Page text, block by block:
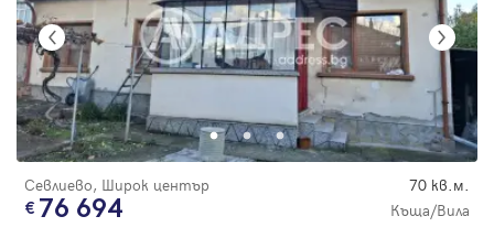
Севлиево, Широк център 70 кв.м.
76 694 Къща/Вила